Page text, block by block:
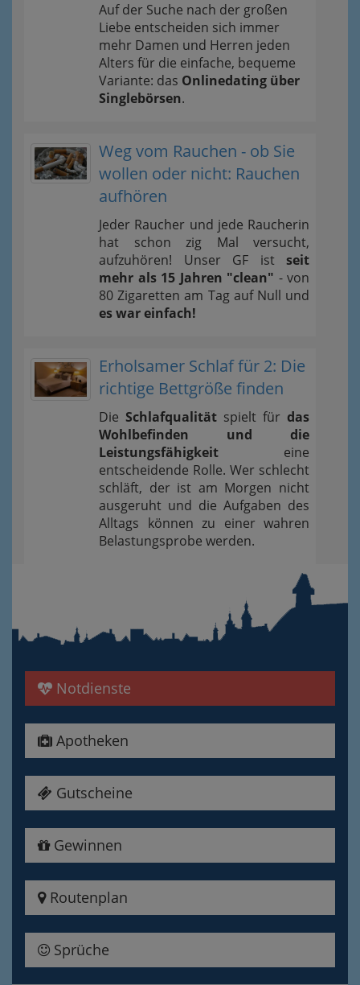
Auf der Suche nach der großen
Liebe entscheiden sich immer
mehr Damen und Herren jeden
Alters für die einfache, bequeme
Variante: das Onlinedating über
Singlebörsen.
Weg vom Rauchen - ob Sie
wollen oder nicht: Rauchen
aufhören
Jeder Raucher und jede Raucherin
hat schon zig Mal versucht,
aufzuhören! Unser GF ist seit
mehr als 15 Jahren "clean" - von
80 Zigaretten am Tag auf Null und
es war einfach!
Erholsamer Schlaf für 2: Die
richtige Bettgröße finden
Die Schlafqualität spielt für das
Wohlbefinden und die
Leistungsfähigkeit eine
entscheidende Rolle. Wer schlecht
schläft, der ist am Morgen nicht
ausgeruht und die Aufgaben des
Alltags können zu einer wahren
Belastungsprobe werden.
Notdienste
Apotheken
Gutscheine
Gewinnen
Routenplan
Sprüche